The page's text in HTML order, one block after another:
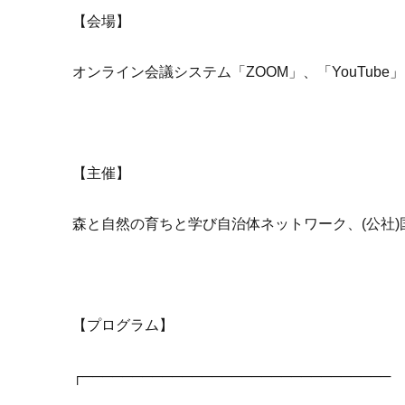
【会場】
オンライン会議システム「ZOOM」、「YouTube」
【主催】
森と自然の育ちと学び自治体ネットワーク、(公社)
【プログラム】
┌───────────────────────────────